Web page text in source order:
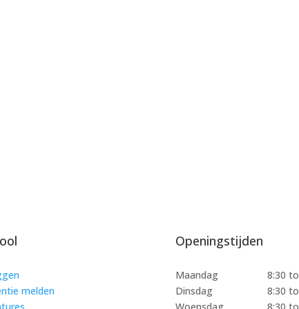
melden
Openingstijden
Maandag
8:30
Dinsdag
8:30